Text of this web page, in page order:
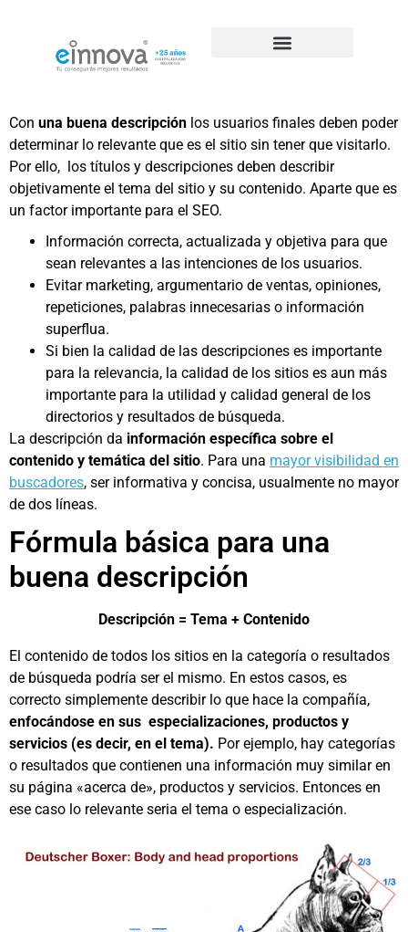
Con una buena descripción los usuarios finales deben poder
determinar lo relevante que es el sitio sin tener que visitarlo.
Por ello, los títulos y descripciones deben describir
objetivamente el tema del sitio y su contenido. Aparte que es
un factor importante para el SEO.
Información correcta, actualizada y objetiva para que
sean relevantes a las intenciones de los usuarios.
Evitar marketing, argumentario de ventas, opiniones,
repeticiones, palabras innecesarias o información
superflua.
Si bien la calidad de las descripciones es importante
para la relevancia, la calidad de los sitios es aun más
importante para la utilidad y calidad general de los
directorios y resultados de búsqueda.
La descripción da información específica sobre el
contenido y temática del sitio. Para una mayor visibilidad en
buscadores, ser informativa y concisa, usualmente no mayor
de dos líneas.
Fórmula básica para una
buena descripción
Descripción = Tema + Contenido
El contenido de todos los sitios en la categoría o resultados
de búsqueda podría ser el mismo. En estos casos, es
correcto simplemente describir lo que hace la compañía,
enfocándose en sus especializaciones, productos y
servicios (es decir, en el tema). Por ejemplo, hay categorías
o resultados que contienen una información muy similar en
su página «acerca de», productos y servicios. Entonces en
ese caso lo relevante seria el tema o especialización.